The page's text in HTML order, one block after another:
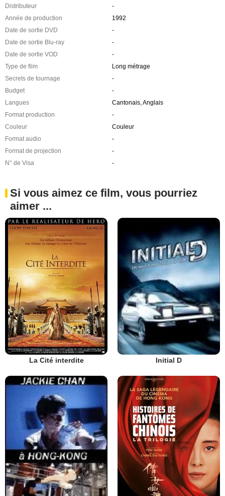
Distributeur
-
Année de production
1992
Date de sortie DVD
-
Date de sortie Blu-ray
-
Date de sortie VOD
-
Type de film
Long métrage
Secrets de tournage
-
Budget
-
Langues
Cantonais, Anglais
Format production
-
Couleur
Couleur
Format audio
-
Format de projection
-
N° de Visa
-
Si vous aimez ce film, vous pourriez
aimer ...
La Cité interdite Initial D